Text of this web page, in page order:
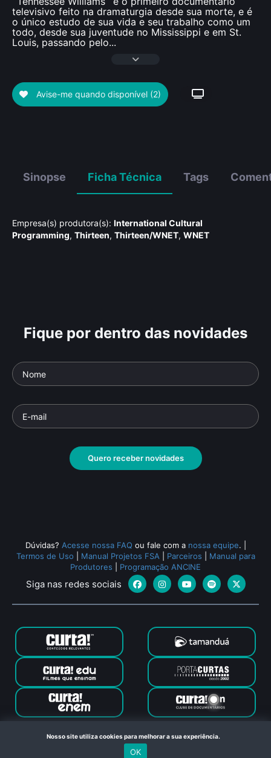
televisivo feito na dramaturgia desde sua morte, e é
o único estudo de sua vida e seu trabalho como um
todo, desde sua juventude no Mississippi e em St.
Louis, passando pelo...
Avise-me quando disponível (2)
Sinopse Ficha Técnica Tags
Empresa(s) produtora(s): International Cultural
Programming, Thirteen, Thirteen/WNET, WNET
Fique por dentro das novidades
Quero receber novidades
Dúvidas? Acesse nossa FAQ ou fale com a nossa equipe.
Termos de Uso
Manual Projetos FSA Parceiros
Manual para
Produtores
Programação ANCINE
Siga nas redes sociais
Canal Curta © 2024. Todos os direitos reservados. Feito com
no Rio de Janeiro
Nosso site utiliza cookies para melhorar a sua experiência.
OK